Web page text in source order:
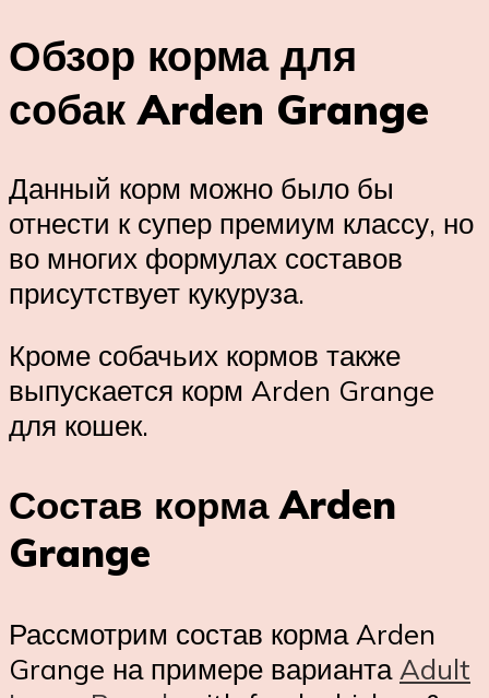
Обзор корма для
собак Arden Grange
Данный корм можно было бы
отнести к супер премиум классу, но
во многих формулах составов
присутствует кукуруза.
Кроме собачьих кормов также
выпускается корм Arden Grange
для кошек.
Состав корма Arden
Grange
Рассмотрим состав корма Arden
Grange на примере варианта Adult